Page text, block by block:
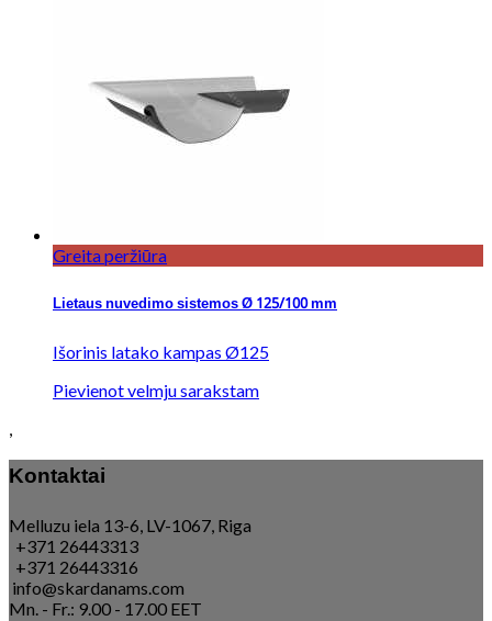
Greita peržiūra
Lietaus nuvedimo sistemos Ø 125/100 mm
Išorinis latako kampas Ø125
Pievienot velmju sarakstam
,
Kontaktai
Melluzu iela 13-6, LV-1067, Riga
+371 26443313
+371 26443316
info@skardanams.com
Mn. - Fr.: 9.00 - 17.00 EET